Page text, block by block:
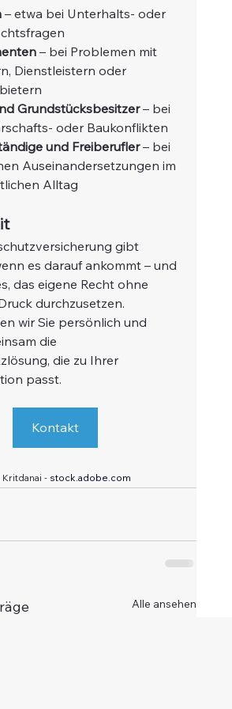
– etwa bei Unterhalts- oder
– bei Problemen mit
Dienstleistern oder
Grundstücksbesitzer – bei
oder Baukonflikten
und Freiberufler – bei
Auseinandersetzungen im
Alltag
gibt
es darauf ankommt – und
das eigene Recht ohne
durchzusetzen.
wir Sie persönlich und
die
die zu Ihrer
passt.
Kontakt
- stock.adobe.com
Alle ansehen